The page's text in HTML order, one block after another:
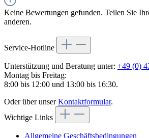
Keine Bewertungen gefunden. Teilen Sie
anderen.
Service-Hotline
Unterstützung und Beratung unter: +49 (0)
Montag bis Freitag:
8:00 bis 12:00 und 13:00 bis 16:30.
Oder über unserKontaktformular.
Wichtige Links
Allgemeine Geschäftsbedingungen